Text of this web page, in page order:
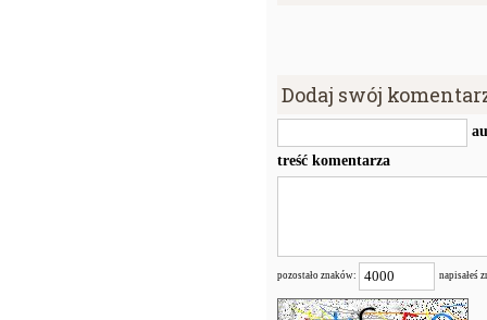
Dodaj swój
treść komentarza
pozostało znaków: napisałeś